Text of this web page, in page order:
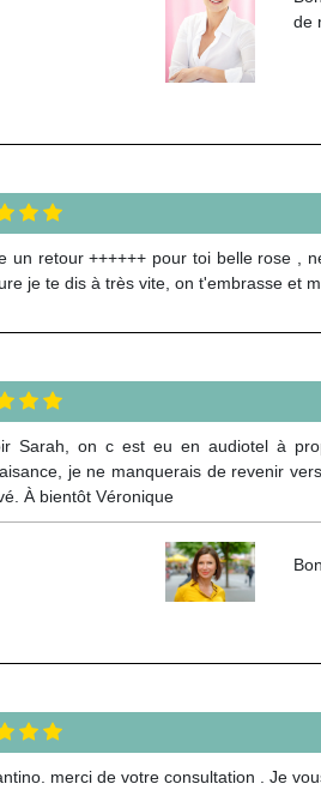
de
un retour ++++++ pour toi belle rose ,
je te dis à très vite, on t'embrasse et
Sarah, on c est eu en audiotel à
je ne manquerais de revenir
À bientôt Véronique
merci de votre consultation . Je